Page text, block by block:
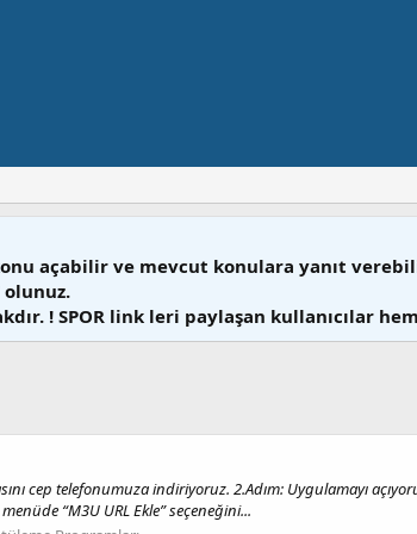
açabilir ve mevcut konulara yanıt
olunuz.
! SPOR link leri paylaşan kullanıcılar
cep telefonumuza indiriyoruz. 2.Adım: Uygulamayı
“M3U URL Ekle” seçeneğini...